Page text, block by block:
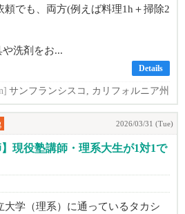
頼でも、両方(例えば料理1h＋掃除2
や洗剤をお...
Details
サンフランシスコ, カリフォルニア州
2026/03/31 (Tue)
】現役塾講師・理系大生が1対1で
大学（理系）に通っているタカシ